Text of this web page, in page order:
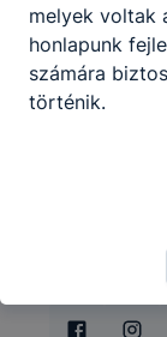
melyek voltak
honlapunk
számára
történik.
Hogyan